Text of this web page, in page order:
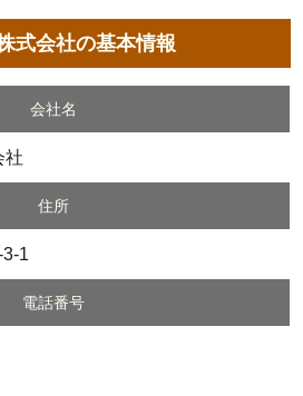
式会社の基本情報
会社名
社
住所
1
電話番号